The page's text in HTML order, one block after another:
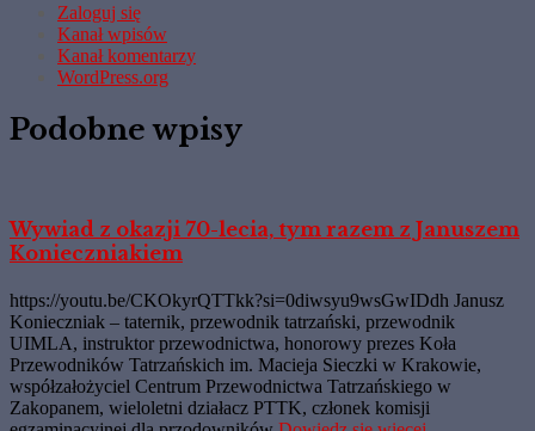
Zaloguj się
Kanał wpisów
Kanał komentarzy
WordPress.org
Podobne wpisy
Wywiad z okazji 70-lecia, tym razem z Januszem
Konieczniakiem
https://youtu.be/CKOkyrQTTkk?si=0diwsyu9wsGwIDdh Janusz
Konieczniak – taternik, przewodnik tatrzański, przewodnik
UIMLA, instruktor przewodnictwa, honorowy prezes Koła
Przewodników Tatrzańskich im. Macieja Sieczki w Krakowie,
współzałożyciel Centrum Przewodnictwa Tatrzańskiego w
Zakopanem, wieloletni działacz PTTK, członek komisji